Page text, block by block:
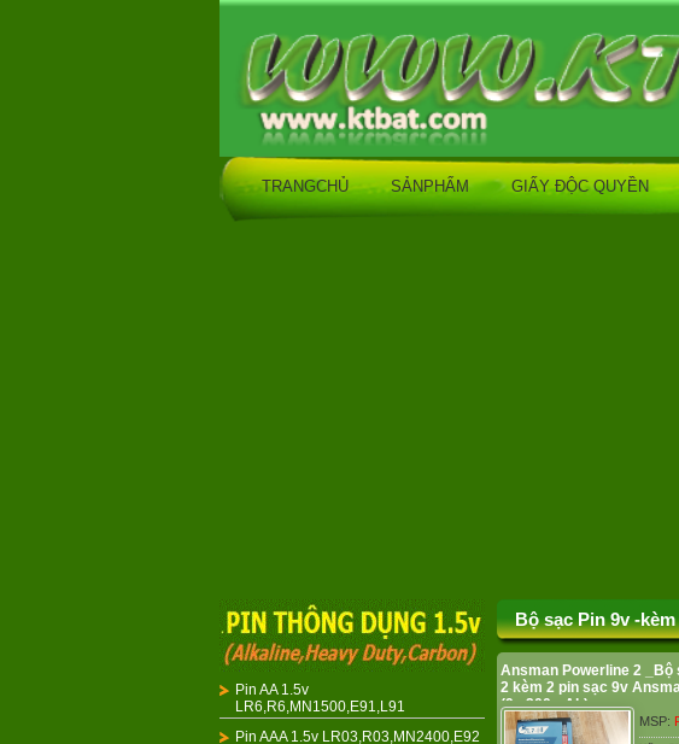
TRANGCHỦ SẢNPHẨM GIẤY ĐỘC QUYỀN
Pin AA 1.5v
LR6,R6,MN1500,E91,L91
Pin AAA 1.5v LR03,R03,MN2400,E92
Bộ sạc Pin 9v -
Ansman Powerline 2 _Bộ
2 kèm 2 pin sạc 9v
(9v 200mAh)
MSP: